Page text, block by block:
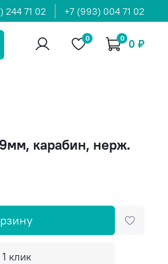
244 71 02 +7 (993) 004 71 02
0 0 0 ₽
карабин, нерж.
клик